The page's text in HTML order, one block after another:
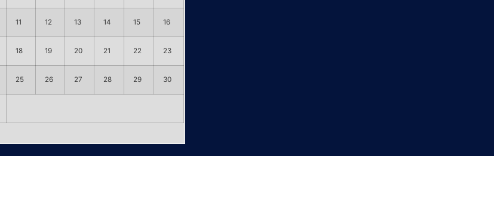
11 12 13 14 15 16
18 19 20 21 22 23
25 26 27 28 29 30